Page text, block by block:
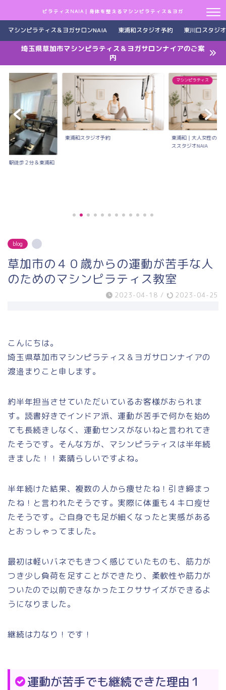
ピラティスNAIA｜身体を整えるマシンピラティス＆ヨガ
マシンピラティス＆ヨガサロンNAIA 東浦和スタジオ予約 東川口スタジ
埼玉県草加市マシンピラティス＆ヨガサロンナイアのご案
内
口駅徒歩２分＆東浦和
東浦和スタジオ予約
マシンピラティス
東浦和｜大人女性のた
ススタジオNAIA
blog
草加市の４０歳からの運動が苦手な人
のためのマシンピラティス教室
2023-04-18 / 2023-04-25
こんにちは。
埼玉県草加市マシンピラティス＆ヨガサロンナイアの
渡邉まりこと申します。
約半年担当させていただいているお客様がおられま
す。読書好きでインドア派、運動が苦手で何かを始め
ても長続きしなく、運動センスがないねと言われてき
たそうです。そんな方が、マシンピラティスは半年続
きました！！素晴らしいですよね。
半年続けた結果、複数の人から痩せたね！引き締まっ
たね！と言われたそうです。実際に体重も４キロ瘦せ
たそうです。ご自身でも足が細くなったと実感がある
とおっしゃってました。
最初は軽いバネでもきつく感じていたものも、筋力が
つき少し負荷を足すことができたり、柔軟性や筋力が
ついたので以前できなかったエクササイズができるよ
うになりました。
継続は力なり！です！
運動が苦手でも継続できた理由１